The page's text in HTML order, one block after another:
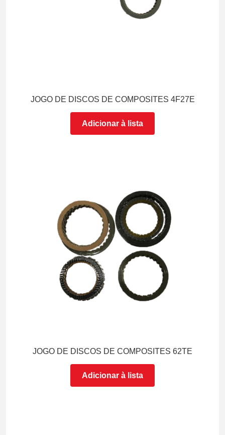
JOGO DE DISCOS DE COMPOSITES 4F27E
Adicionar à lista
JOGO DE DISCOS DE COMPOSITES 62TE
Adicionar à lista